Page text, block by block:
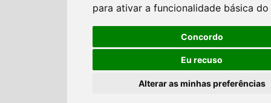
para ativar a funcionalidade básica
Concordo
Eu recuso
Alterar as minhas preferências